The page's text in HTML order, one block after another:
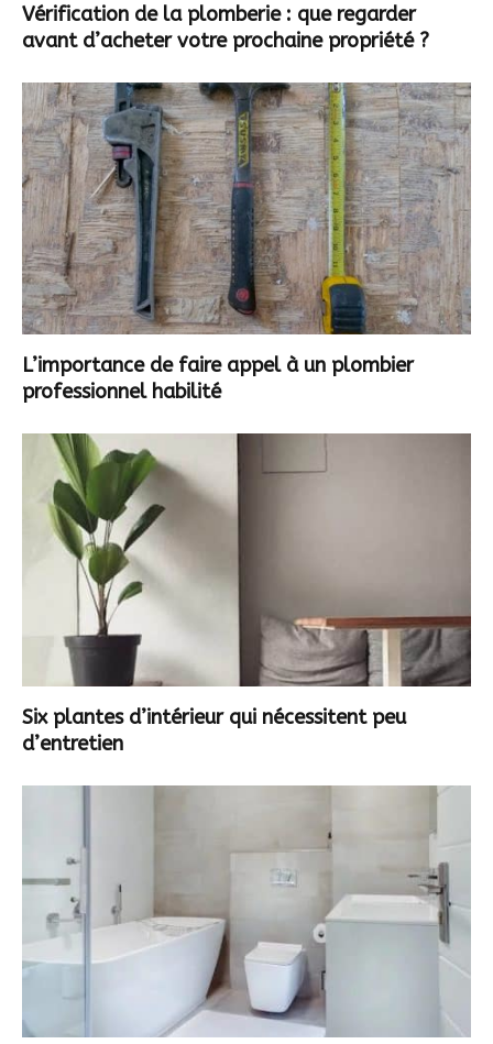
Vérification de la plomberie : que regarder
avant d’acheter votre prochaine propriété ?
L’importance de faire appel à un plombier
professionnel habilité
Six plantes d’intérieur qui nécessitent peu
d’entretien